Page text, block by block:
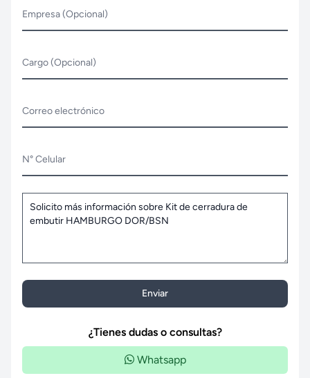
Empresa (Opcional)
Cargo (Opcional)
Correo electrónico
N° Celular
Enviar
¿Tienes dudas o consultas?
Whatsapp